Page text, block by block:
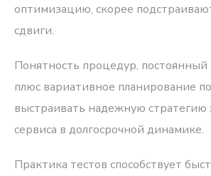
оптимизацию, скорее
сдвиги.
Понятность процедур, постоянный
плюс вариативное планирование
выстраивать надежную
сервиса в долгосрочной динамике.
Практика тестов способствует